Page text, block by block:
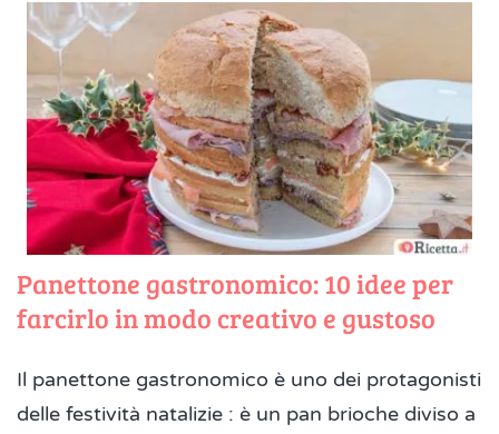
Panettone gastronomico: 10 idee per
farcirlo in modo creativo e gustoso
Il panettone gastronomico è uno dei protagonisti
delle festività natalizie : è un pan brioche diviso a